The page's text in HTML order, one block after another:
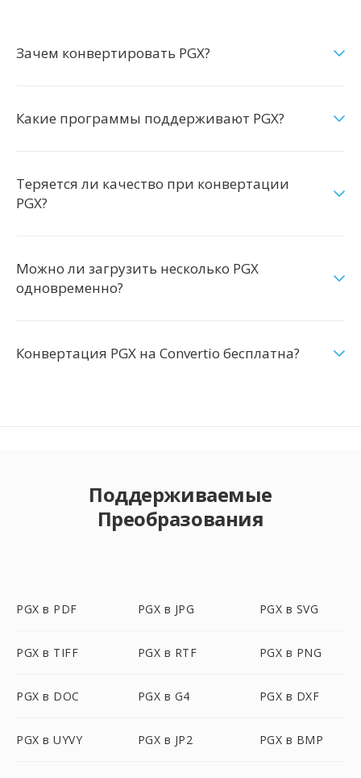
Зачем конвертировать PGX?
Какие программы поддерживают PGX?
Теряется ли качество при конвертации
PGX?
Можно ли загрузить несколько PGX
одновременно?
Конвертация PGX на Convertio бесплатна?
Поддерживаемые
Преобразования
PGX в PDF PGX в JPG PGX в SVG
PGX в TIFF PGX в RTF PGX в PNG
PGX в DOC PGX в G4 PGX в DXF
PGX в UYVY PGX в JP2 PGX в BMP